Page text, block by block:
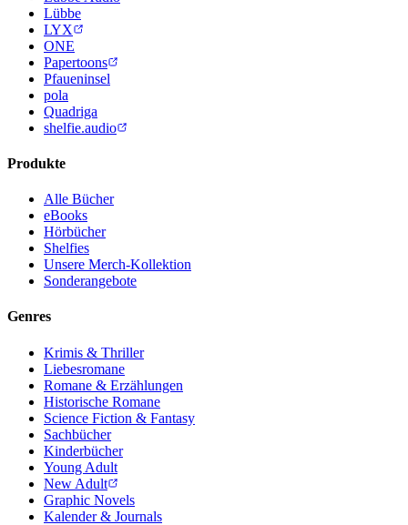
Lübbe
LYX
ONE
Papertoons
Pfaueninsel
pola
Quadriga
shelfie.audio
Produkte
Alle Bücher
eBooks
Hörbücher
Shelfies
Unsere Merch-Kollektion
Sonderangebote
Genres
Krimis & Thriller
Liebesromane
Romane & Erzählungen
Historische Romane
Science Fiction & Fantasy
Sachbücher
Kinderbücher
Young Adult
New Adult
Graphic Novels
Kalender & Journals